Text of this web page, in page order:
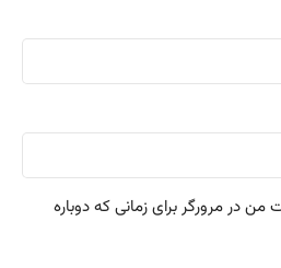
من در مرورگر برای زمانی که دوباره